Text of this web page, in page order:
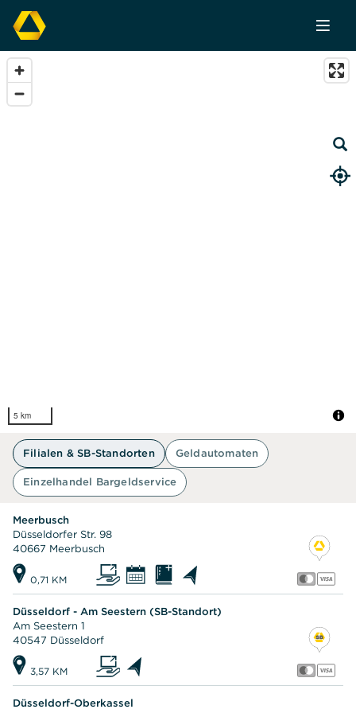
5 km
Filialen & SB-Standorten Geldautomaten
Einzelhandel Bargeldservice
0,71 KM
Meerbusch
Düsseldorfer Str. 98
40667 Meerbusch
3,57 KM
Düsseldorf - Am Seestern (SB-Standort)
Am Seestern 1
40547 Düsseldorf
Düsseldorf-Oberkassel